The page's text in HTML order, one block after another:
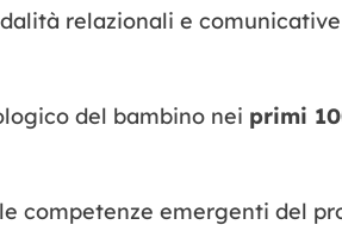
relazionali e
del bambino nei primi
competenze emergenti del